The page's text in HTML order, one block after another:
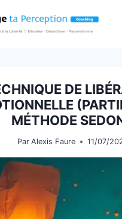
DE
MÉTHODE
Par Alexis Faure 11/07/